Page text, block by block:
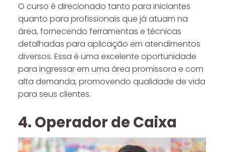
O curso é direcionado tanto para iniciantes
quanto para profissionais que já atuam na
área, fornecendo ferramentas e técnicas
detalhadas para aplicação em atendimentos
diversos. Essa é uma excelente oportunidade
para ingressar em uma área promissora e com
alta demanda, promovendo qualidade de vida
para seus clientes.
4. Operador de Caixa